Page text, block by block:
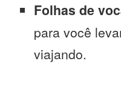
Folhas de
para você
viajando.